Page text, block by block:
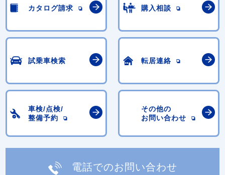
カタログ請求 購入相談
試乗車検索 転居連絡
車検/点検/
整備予約
その他の
お問い合わせ
電話でのお問い合わせ